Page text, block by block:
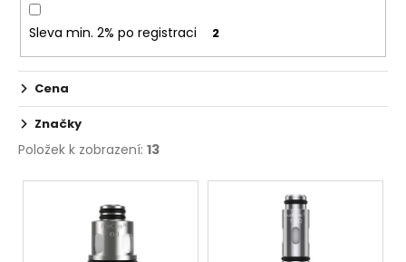
Sleva min. 2% po registraci 2
Cena
Značky
Položek k zobrazení: 13
V
m
ELF
BAR
ELFA
POD
-
CARTRIDGE
WATERMELON